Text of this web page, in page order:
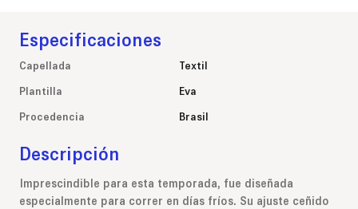
Especificaciones
Capellada
Textil
Plantilla
Eva
Procedencia
Brasil
Descripción
Imprescindible para esta temporada, fue diseñada
especialmente para correr en días fríos. Su ajuste ceñido